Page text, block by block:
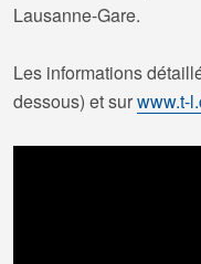
Lausanne-Gare.
Les informations
dessous) et surwww.t-